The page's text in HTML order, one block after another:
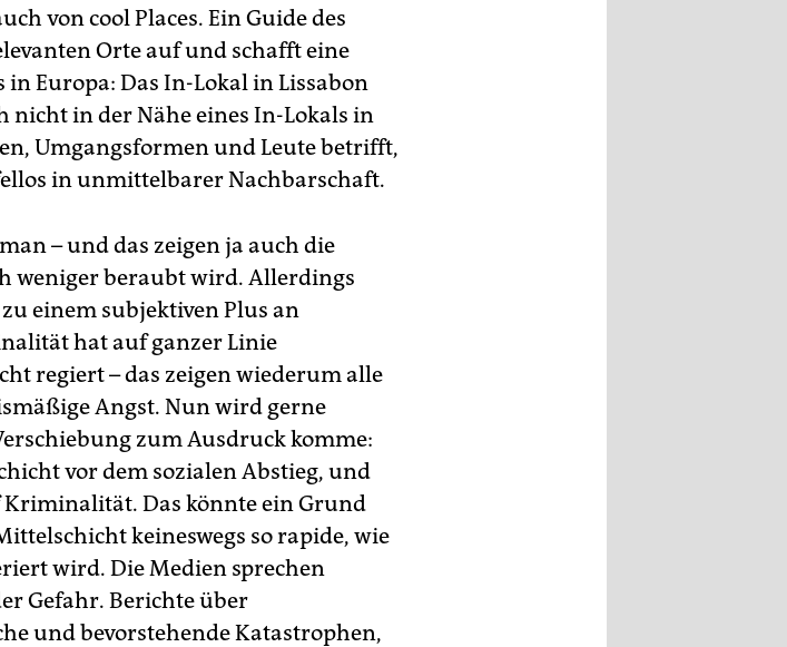
von cool Places. Ein Guide des
Orte auf und schafft eine
Europa: Das In-Lokal in Lissabon
nicht in der Nähe eines In-Lokals in
Umgangsformen und Leute betrifft,
in unmittelbarer Nachbarschaft.
– und das zeigen ja auch die
weniger beraubt wird. Allerdings
einem subjektiven Plus an
hat auf ganzer Linie
regiert – das zeigen wiederum alle
Angst. Nun wird gerne
zum Ausdruck komme:
vor dem sozialen Abstieg, und
Das könnte ein Grund
keineswegs so rapide, wie
wird. Die Medien sprechen
Gefahr. Berichte über
und bevorstehende Katastrophen,